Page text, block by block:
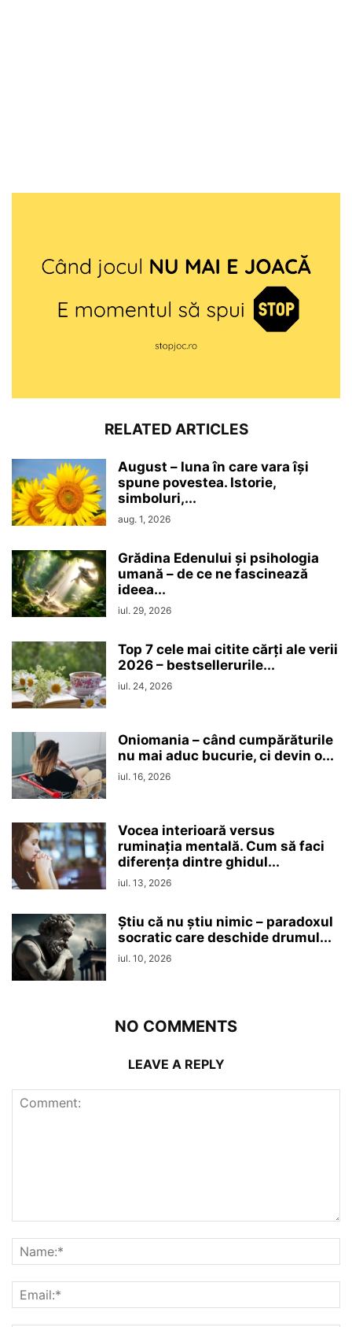
RELATED ARTICLES
August – luna în care vara își
spune povestea. Istorie,
simboluri,...
aug. 1, 2026
Grădina Edenului și psihologia
umană – de ce ne fascinează
ideea...
iul. 29, 2026
Top 7 cele mai citite cărți ale verii
2026 – bestsellerurile...
iul. 24, 2026
Oniomania – când cumpărăturile
nu mai aduc bucurie, ci devin o...
iul. 16, 2026
Vocea interioară versus
ruminaţia mentală. Cum să faci
diferența dintre ghidul...
iul. 13, 2026
Ştiu că nu ştiu nimic – paradoxul
socratic care deschide drumul...
iul. 10, 2026
NO COMMENTS
LEAVE A REPLY